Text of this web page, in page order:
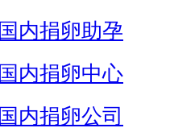
国内捐卵助孕
国内捐卵中心
国内捐卵公司